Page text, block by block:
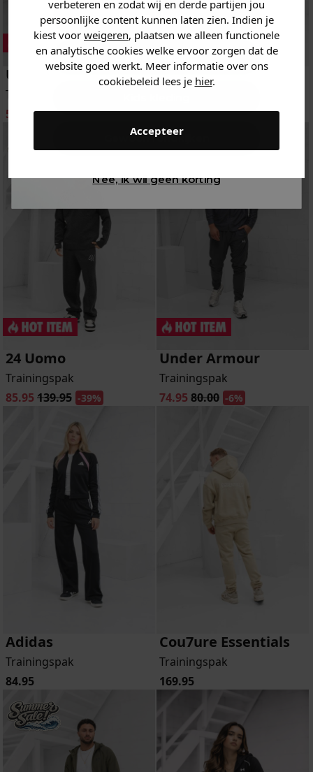
verbeteren en zodat wij en derde partijen jou
persoonlijke content kunnen laten zien. Indien je
kiest voor weigeren, plaatsen we alleen functionele
en analytische cookies welke ervoor zorgen dat de
website goed werkt. Meer informatie over ons
cookiebeleid lees je hier.
Accepteer
Under Armour
Trainingspak
54.9559.95 -8%
24 Uomo
85.95139.95 -39%
24 Uomo
Trainingspak
85.95 139.95 -39%
Under Armour
Trainingspak
74.95 80.00 -6%
Adidas
Trainingspak
84.95
Cou7ure Essentials
Trainingspak
169.95
Heren kleding
Dames kleding
Gewoon rondkijken
Nee, ik wil geen korting